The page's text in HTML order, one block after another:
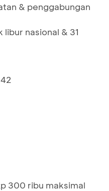
& penggabungan
nasional & 31
300 ribu maksimal